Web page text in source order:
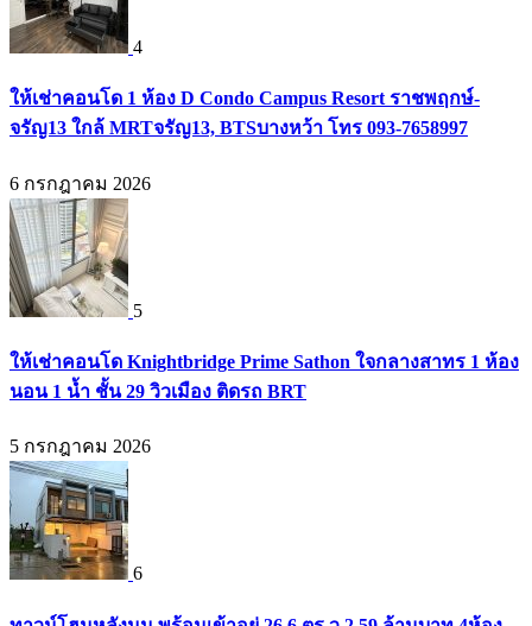
4
ให้เช่าคอนโด 1 ห้อง D Condo Campus Resort ราชพฤกษ์-
จรัญ13 ใกล้ MRTจรัญ13, BTSบางหว้า โทร 093-7658997
6 กรกฎาคม 2026
5
ให้เช่าคอนโด Knightbridge Prime Sathon ใจกลางสาทร 1 ห้อง
นอน 1 น้ำ ชั้น 29 วิวเมือง ติดรถ BRT
5 กรกฎาคม 2026
6